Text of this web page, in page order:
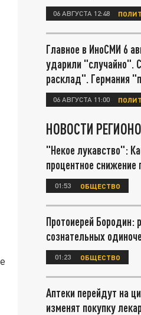
06 АВГУСТА 12:48
Главное в ИноСМИ 6
ударили "случайно".
расклад". Германия
06 АВГУСТА 11:00
НОВОСТИ
"Некое лукавство":
процентное снижение
01:53 ОБЩЕСТВО
Протоиерей
сознательных
01:23 ОБЩЕСТВО
Аптеки перейдут на
изменят покупку